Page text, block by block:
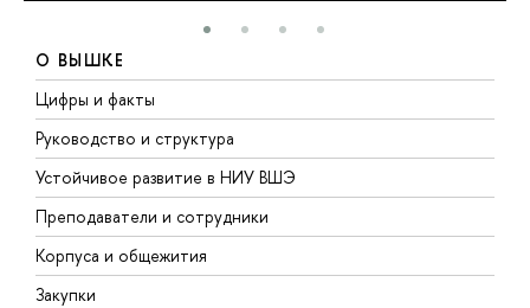
О ВЫШКЕ
Цифры и факты
Руководство и структура
Устойчивое развитие в НИУ ВШЭ
Преподаватели и сотрудники
Корпуса и общежития
Закупки